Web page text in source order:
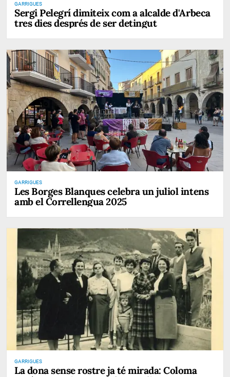
GARRIGUES
Sergi Pelegrí dimiteix com a alcalde d'Arbeca
tres dies després de ser detingut
GARRIGUES
Les Borges Blanques celebra un juliol intens
amb el Correllengua 2025
GARRIGUES
La dona sense rostre ja té mirada: Coloma